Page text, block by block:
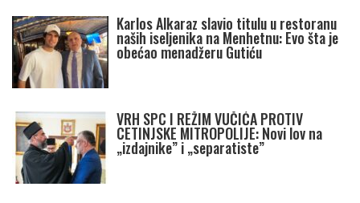
Karlos Alkaraz slavio titulu u restoranu
naših iseljenika na Menhetnu: Evo šta je
obećao menadžeru Gutiću
VRH SPC I REŽIM VUČIĆA PROTIV
CETINJSKE MITROPOLIJE: Novi lov na
„izdajnike” i „separatiste”